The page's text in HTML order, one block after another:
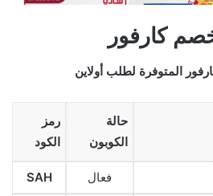
كارفور
المتوفرة لطلب أولاين
حالة
الكوبون
رمز
الكود
فعال SAH